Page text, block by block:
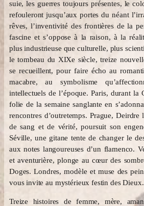
suie, les guerres toujours présentes, le
refouleront jusqu’aux portes du néant
rêves, l’inventivité des frontières de la
fascine et s’oppose à la raison, à la
plus industrieuse que culturelle, plus
le tombeau du XIXe siècle, treize
se recueillent, pour faire écho au
macabre, au symbolisme
intellectuels de l’époque. Paris, durant la
folie de la semaine sanglante en
rencontres d’outretemps. Prague,
de sang et de vérité, poursuit son
Séville, une gitane tente de changer le
aux notes langoureuses d’un flamenco.
et aventurière, plonge au cœur des
Doges. Londres, modèle et muse des
vous invite au mystérieux festin des Dieux.
Treize histoires de femme, mère,